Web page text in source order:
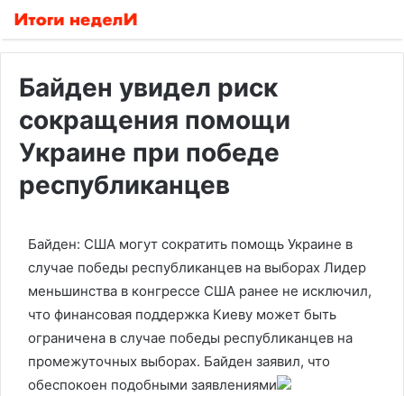
Байден увидел риск
сокращения помощи
Украине при победе
республиканцев
Байден: США могут сократить помощь Украине в
случае победы республиканцев на выборах Лидер
меньшинства в конгрессе США ранее не исключил,
что финансовая поддержка Киеву может быть
ограничена в случае победы республиканцев на
промежуточных выборах. Байден заявил, что
обеспокоен подобными заявлениями